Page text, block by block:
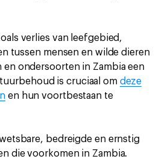
verlies van leefgebied,
tussen mensen en wilde dieren
en ondersoorten in Zambia een
is cruciaal om deze
en hun voortbestaan te
bedreigde en ernstig
die voorkomen in Zambia.